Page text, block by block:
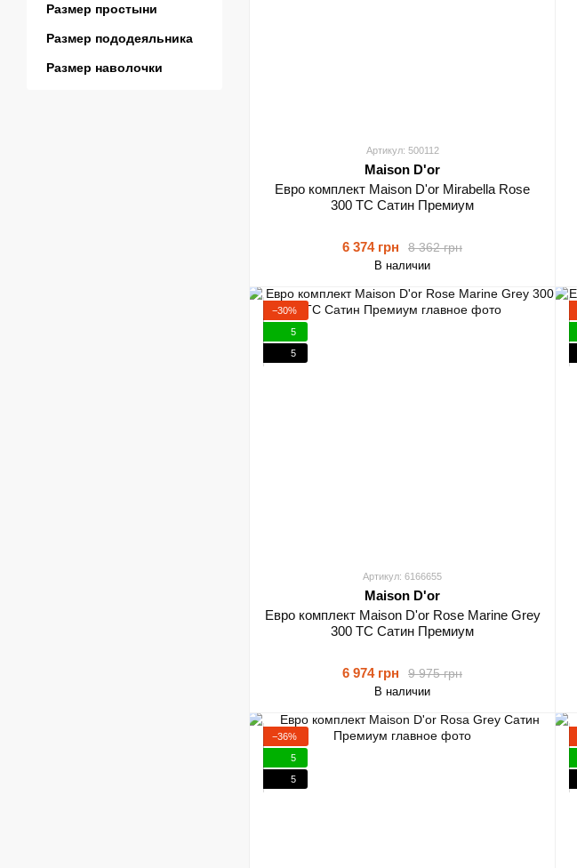
Артикул: 500112
Maison D'or
Евро комплект Maison D'or Mirabella Rose
300 TC Сатин Премиум
8 362 грн
6 374 грн
В наличии
−30%
5
5
Артикул: 6166655
Maison D'or
Евро комплект Maison D'or Rose Marine Grey
300 TC Сатин Премиум
9 975 грн
6 974 грн
В наличии
−36%
5
5
Размер простыни
Размер пододеяльника
Размер наволочки